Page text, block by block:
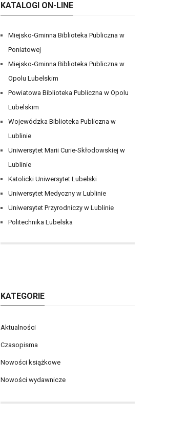
KATALOGI ON-LINE
Miejsko-Gminna Biblioteka Publiczna w
Poniatowej
Miejsko-Gminna Biblioteka Publiczna w
Opolu Lubelskim
Powiatowa Biblioteka Publiczna w Opolu
Lubelskim
Wojewódzka Biblioteka Publiczna w
Lublinie
Uniwersytet Marii Curie-Skłodowskiej w
Lublinie
Katolicki Uniwersytet Lubelski
Uniwersytet Medyczny w Lublinie
Uniwersytet Przyrodniczy w Lublinie
Politechnika Lubelska
KATEGORIE
Aktualności
Czasopisma
Nowości książkowe
Nowości wydawnicze